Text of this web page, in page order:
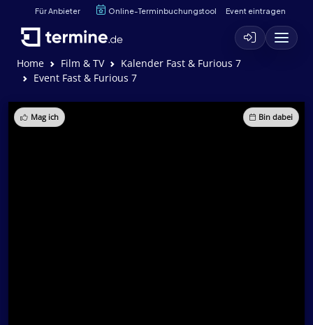
Für Anbieter Online-Terminbuchungstool Event eintragen
Home Film & TV
Kalender Fast & Furious 7
Event Fast & Furious 7
Mag ich Bin dabei